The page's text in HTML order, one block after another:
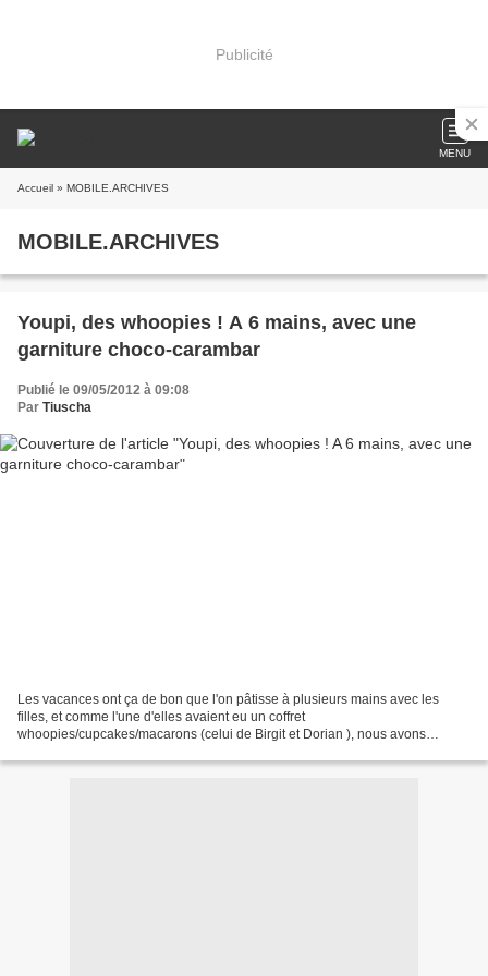
Publicité
MENU
Accueil » MOBILE.ARCHIVES
MOBILE.ARCHIVES
Youpi, des whoopies ! A 6 mains, avec une
garniture choco-carambar
Publié le 09/05/2012 à 09:08
Par Tiuscha
Les vacances ont ça de bon que l'on pâtisse à plusieurs mains avec les
filles, et comme l'une d'elles avaient eu un coffret
whoopies/cupcakes/macarons (celui de Birgit et Dorian ), nous avons